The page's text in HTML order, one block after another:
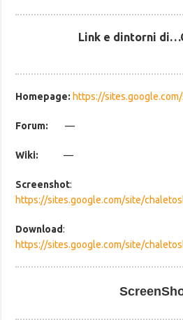
Link e dintorni
Homepage: https://
Forum:—
Wiki:—
Screenshot:
https://sites.google.com/site/
Download:
https://sites.google.com/site/